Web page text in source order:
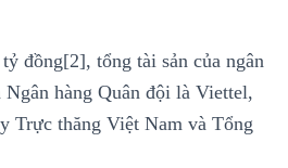
đồng[2], tổng tài sản của ngân
hàng Quân đội là Viettel,
Trực thăng Việt Nam và Tổng